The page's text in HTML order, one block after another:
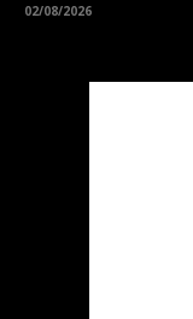
02/08/2026